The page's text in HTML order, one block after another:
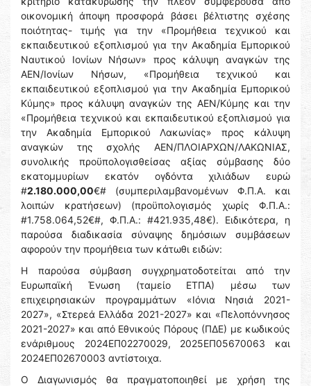
οικονομική άποψη προσφορά βάσει βέλτιστης σχέσης
ποιότητας- τιμής για την «Προμήθεια τεχνικού και
εκπαιδευτικού εξοπλισμού για την Ακαδημία Εμπορικού
Ναυτικού Ιονίων Νήσων» προς κάλυψη αναγκών της
ΑΕΝ/Ιονίων Νήσων, «Προμήθεια τεχνικού και
εκπαιδευτικού εξοπλισμού για την Ακαδημία Εμπορικού
Κύμης» προς κάλυψη αναγκών της ΑΕΝ/Κύμης και την
«Προμήθεια τεχνικού και εκπαιδευτικού εξοπλισμού για
την Ακαδημία Εμπορικού Λακωνίας» προς κάλυψη
αναγκών της σχολής ΑΕΝ/ΠΛΟΙΑΡΧΩΝ/ΛΑΚΩΝΙΑΣ,
συνολικής προϋπολογισθείσας αξίας σύμβασης δύο
εκατομμυρίων εκατόν ογδόντα χιλιάδων ευρώ
#2.180.000,00€# (συμπεριλαμβανομένων Φ.Π.Α. και
λοιπών κρατήσεων) (προϋπολογισμός χωρίς Φ.Π.Α.:
#1.758.064,52€#, Φ.Π.Α.: #421.935,48€). Ειδικότερα, η
παρούσα διαδικασία σύναψης δημόσιων συμβάσεων
αφορούν την προμήθεια των κάτωθι ειδών:
Η παρούσα σύμβαση συγχρηματοδοτείται από την
Ευρωπαϊκή Ένωση (ταμείο ΕΤΠΑ) μέσω των
επιχειρησιακών προγραμμάτων «Ιόνια Νησιά 2021-
2027», «Στερεά Ελλάδα 2021-2027» και «Πελοπόννησος
2021-2027» και από Εθνικούς Πόρους (ΠΔΕ) με κωδικούς
ενάριθμους 2024ΕΠ02270029, 2025ΕΠ05670063 και
2024ΕΠ02670003 αντίστοιχα.
Ο Διαγωνισμός θα πραγματοποιηθεί με χρήση της